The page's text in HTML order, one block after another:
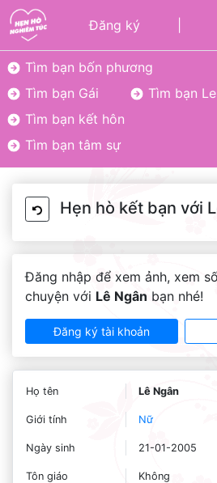
Đăng ký
Tìm bạn bốn phương
Tìm bạn Gái
Tìm bạn
Tìm bạn kết hôn
Tìm bạn tâm sự
Hẹn hò kết bạn với
Đăng nhập để xem ảnh, xem
chuyện với Lê Ngân bạn nhé!
Đăng ký tài khoản
Họ tên Lê Ngân
Giới tính Nữ
Ngày sinh 21-01-2005
Tôn giáo Không